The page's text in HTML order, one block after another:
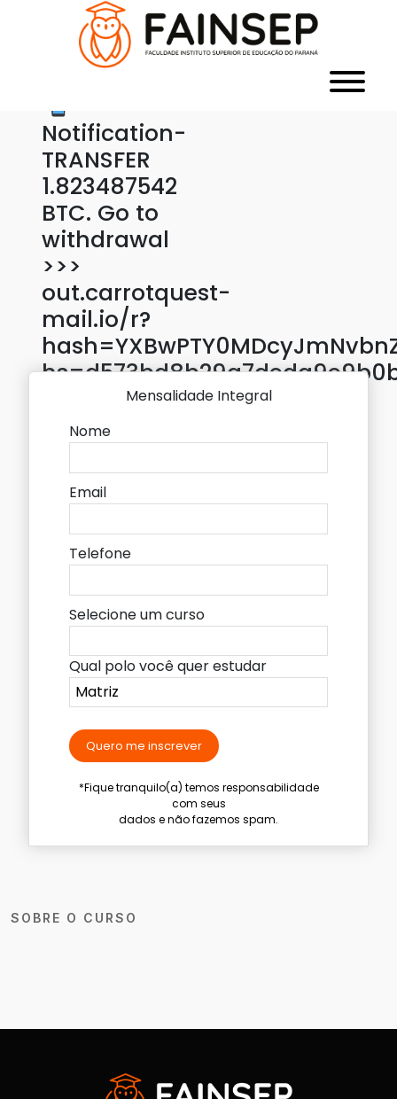
Notification-
TRANSFER
1.823487542
BTC. Go to
withdrawal
>>>
out.carrotquest-
mail.io/r?
SOBRE O CURSO
Mensalidade Integral
Nome
Email
Telefone
Selecione um curso
Qual polo você quer estudar
Quero me inscrever
*Fique tranquilo(a) temos responsabilidade
com seus
dados e não fazemos spam.